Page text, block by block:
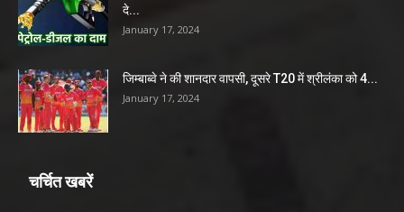
दे...
January 17, 2024
जिम्बाब्वे ने की शानदार वापसी, दूसरे T20 में श्रीलंका को 4...
January 17, 2024
चर्चित खबरें